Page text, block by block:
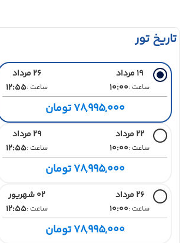
تاریخ تور
19 مرداد
ساعت :10:00
26 مرداد
ساعت :12:55
78,995,000 تومان
22 مرداد
ساعت :10:00
29 مرداد
ساعت :12:55
78,995,000 تومان
26 مرداد
ساعت :10:00
02 شهریور
ساعت :12:55
78,995,000 تومان